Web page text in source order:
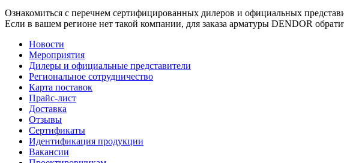
Ознакомиться с перечнем сертифицированных дилеров и официальных
Если в вашем регионе нет такой компании, для заказа арматуры DENDOR
Новости
Мероприятия
Дилеры и официальные представители
Региональное сотрудничество
Карта поставок
Прайс-лист
Доставка
Отзывы
Сертификаты
Идентификация продукции
Вакансии